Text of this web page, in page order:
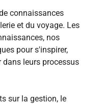
connaissances
et du voyage. Les
nos
pour s'inspirer,
dans leurs processus
sur la gestion, le